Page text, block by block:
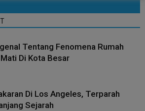
Tentang Fenomena Rumah
Di Kota Besar
Di Los Angeles, Terparah
Sejarah